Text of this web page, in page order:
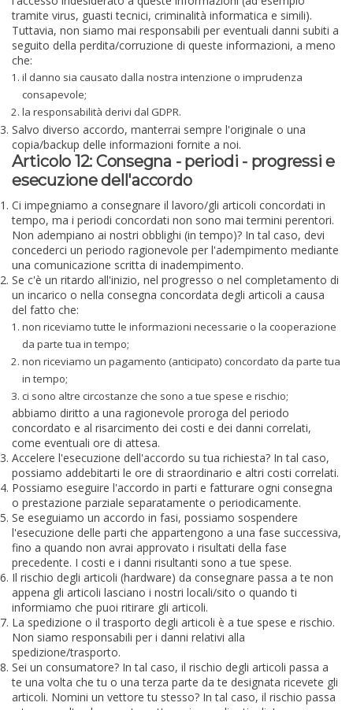
tramite virus, guasti tecnici, criminalità informatica e simili).
Tuttavia, non siamo mai responsabili per eventuali danni subiti a
seguito della perdita/corruzione di queste informazioni, a meno
che:
il danno sia causato dalla nostra intenzione o imprudenza
consapevole;
la responsabilità derivi dal GDPR.
Salvo diverso accordo, manterrai sempre l'originale o una
copia/backup delle informazioni fornite a noi.
Articolo 12: Consegna - periodi - progressi e
esecuzione dell'accordo
Ci impegniamo a consegnare il lavoro/gli articoli concordati in
tempo, ma i periodi concordati non sono mai termini perentori.
Non adempiano ai nostri obblighi (in tempo)? In tal caso, devi
concederci un periodo ragionevole per l'adempimento mediante
una comunicazione scritta di inadempimento.
Se c'è un ritardo all'inizio, nel progresso o nel completamento di
un incarico o nella consegna concordata degli articoli a causa
del fatto che:
non riceviamo tutte le informazioni necessarie o la cooperazione
da parte tua in tempo;
non riceviamo un pagamento (anticipato) concordato da parte tua
in tempo;
ci sono altre circostanze che sono a tue spese e rischio;
abbiamo diritto a una ragionevole proroga del periodo
concordato e al risarcimento dei costi e dei danni correlati,
come eventuali ore di attesa.
Accelere l'esecuzione dell'accordo su tua richiesta? In tal caso,
possiamo addebitarti le ore di straordinario e altri costi correlati.
Possiamo eseguire l'accordo in parti e fatturare ogni consegna
o prestazione parziale separatamente o periodicamente.
Se eseguiamo un accordo in fasi, possiamo sospendere
l'esecuzione delle parti che appartengono a una fase successiva,
fino a quando non avrai approvato i risultati della fase
precedente. I costi e i danni risultanti sono a tue spese.
Il rischio degli articoli (hardware) da consegnare passa a te non
appena gli articoli lasciano i nostri locali/sito o quando ti
informiamo che puoi ritirare gli articoli.
La spedizione o il trasporto degli articoli è a tue spese e rischio.
Non siamo responsabili per i danni relativi alla
spedizione/trasporto.
Sei un consumatore? In tal caso, il rischio degli articoli passa a
te una volta che tu o una terza parte da te designata ricevete gli
articoli. Nomini un vettore tu stesso? In tal caso, il rischio passa